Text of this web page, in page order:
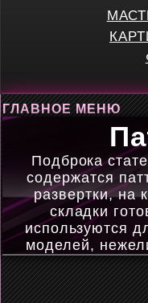
ГЛАВНОЕ МЕНЮ
Подброка
содержатся
развертки, на
складки
используются
моделей,